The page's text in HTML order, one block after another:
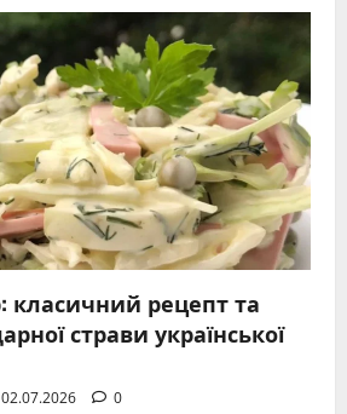
класичний рецепт та
страви української
02.07.2026 0